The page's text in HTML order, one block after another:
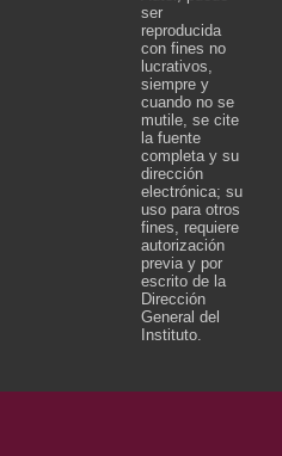
ser
reproducida
con fines no
lucrativos,
siempre y
cuando no se
mutile, se cite
la fuente
completa y su
dirección
electrónica; su
uso para otros
fines, requiere
autorización
previa y por
escrito de la
Dirección
General del
Instituto.